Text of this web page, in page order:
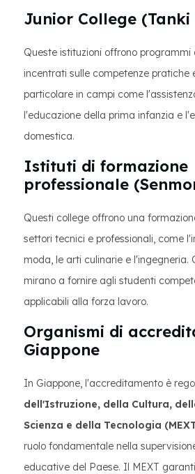
Junior College
Queste istituzioni offrono
incentrati sulle competenze pratiche
particolare in campi come
l'educazione della prima infanzia e
domestica.
Istituti di formazione
professionale
Questi college offrono una
settori tecnici e professionali, come
moda, le arti culinarie e l'ingegneria.
mirano a fornire agli studenti
applicabili alla forza lavoro.
Organismi di
Giappone
In Giappone, l'accreditamento è
dell'Istruzione, della Cultura,
Scienza e della Tecnologia
ruolo fondamentale nella
educative del Paese. Il MEXT